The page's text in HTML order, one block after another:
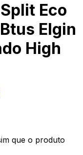
Eco
Elgin
High
que o produto